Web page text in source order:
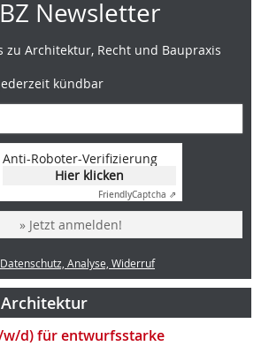
Newsletter
zu Architektur, Recht und Baupraxis
kündbar
Anti-Roboter-Verifizierung
Hier klicken
FriendlyCaptcha ⇗
» Jetzt anmelden!
Analyse, Widerruf
d) für entwurfsstarke